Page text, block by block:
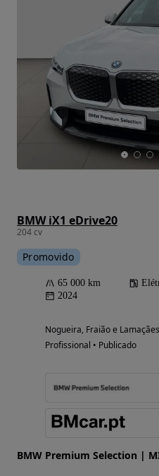
BMW iX1 eDrive20
204 cv
Promovido
65 000 km
2024
Nogueira, Fraião e
Profissional • Publicado
BMW Premium Selection |